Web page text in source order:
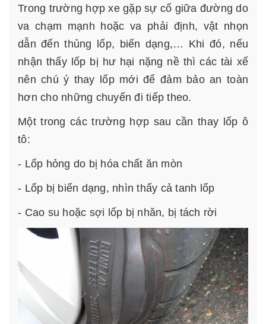
Trong trường hợp xe gặp sự cố giữa đường do
va chạm mạnh hoặc va phải định, vật nhọn
dẫn đến thủng lốp, biến dạng,… Khi đó, nếu
nhận thấy lốp bị hư hại nặng nề thì các tài xế
nên chú ý thay lốp mới để đảm bảo an toàn
hơn cho những chuyến đi tiếp theo.
Một trong các trường hợp sau cần thay lốp ô
tô:
- Lốp hỏng do bị hóa chất ăn mòn
- Lốp bị biến dạng, nhìn thấy cả tanh lốp
- Cao su hoặc sợi lốp bị nhăn, bị tách rời